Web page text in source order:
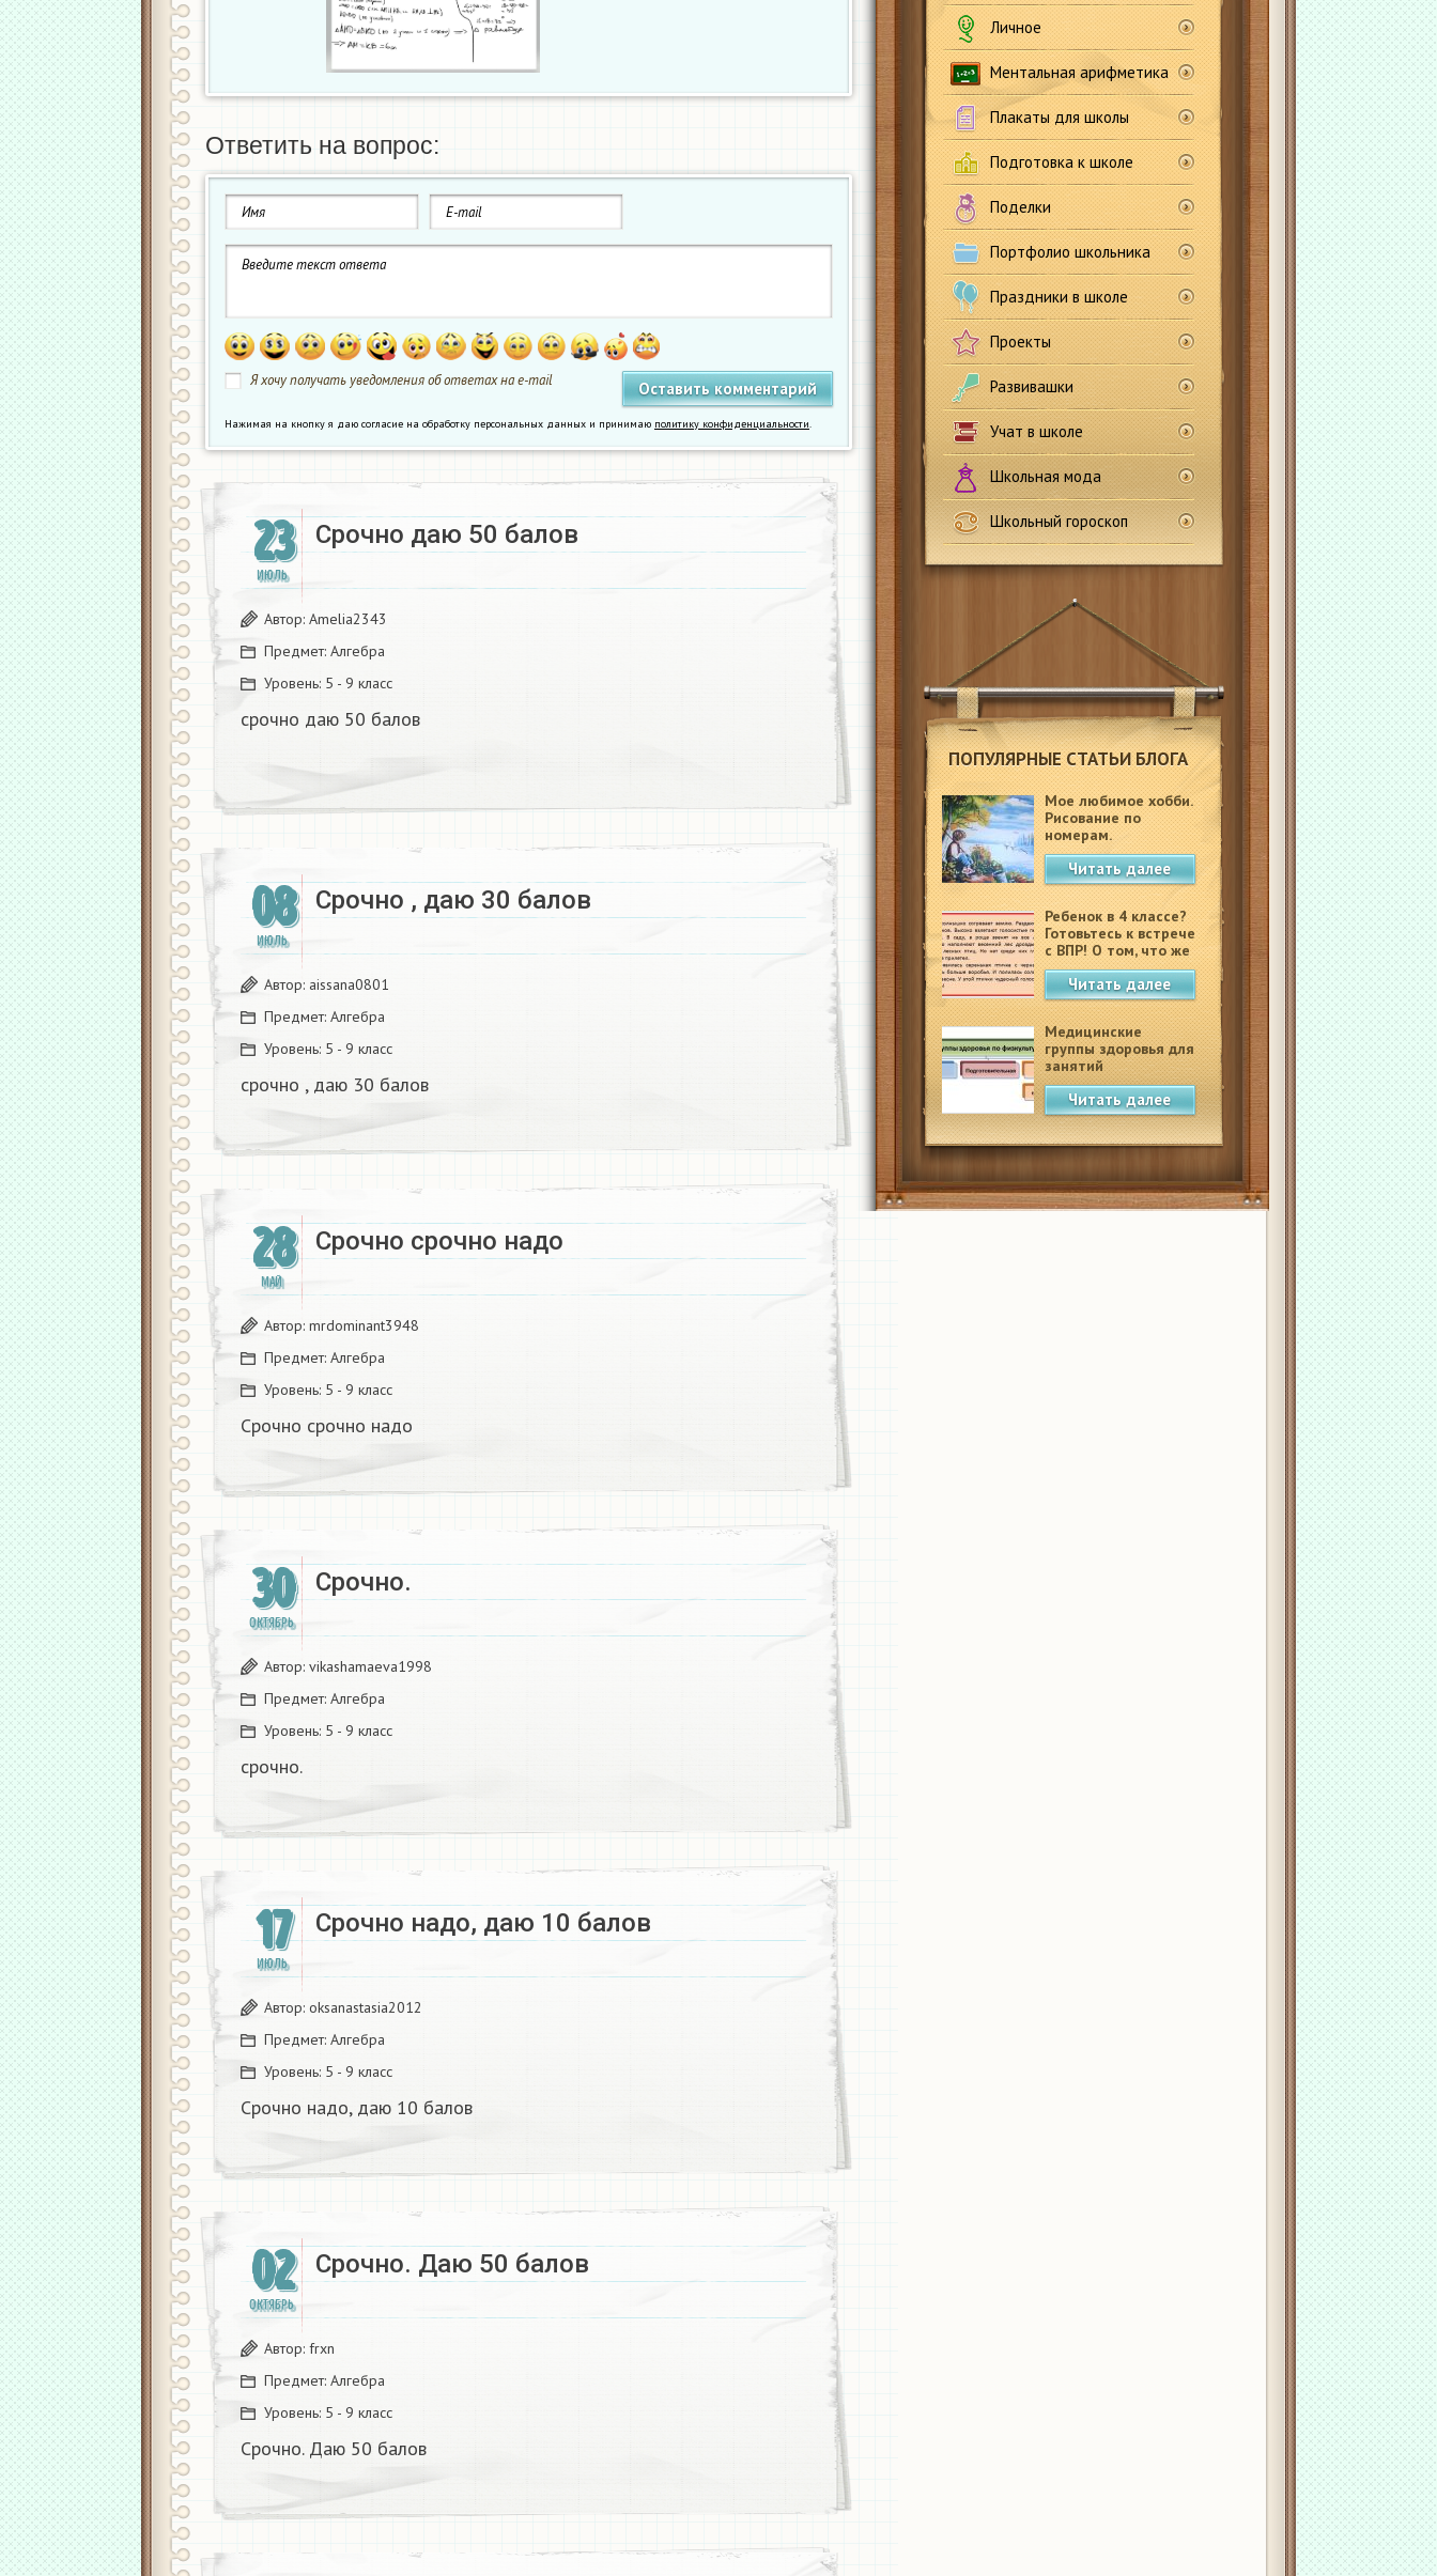
Личное
Ментальная арифметика
Плакаты для школы
Подготовка к школе
Поделки
Портфолио школьника
Праздники в школе
Проекты
Развивашки
Учат в школе
Школьная мода
Школьный гороскоп
ПОПУЛЯРНЫЕ СТАТЬИ БЛОГА
Мое любимое хобби.
Рисование по
номерам.
Читать далее
Ребенок в 4 классе?
Готовьтесь к встрече
с ВПР! О том, что же
это такое.
Читать далее
Медицинские
группы здоровья для
занятий
физкультурой в
школеЧитать далее
Ответить на вопрос:
Я хочу получать уведомления об ответах на e-mail
Нажимая на кнопку я даю согласие на обработку персональных данных и принимаю политику конфиденциальности.
23
ИЮЛЬ
Срочно даю 50 балов ​
Автор: Amelia2343
Предмет: Алгебра
Уровень: 5 - 9 класс
срочно даю 50 балов
08
ИЮЛЬ
Срочно , даю 30 балов​
Автор: aissana0801
Предмет: Алгебра
Уровень: 5 - 9 класс
срочно , даю 30 балов​
28
МАЙ
Срочно срочно надо ​
Автор: mrdominant3948
Предмет: Алгебра
Уровень: 5 - 9 класс
Срочно срочно надо ​
30
ОКТЯБРЬ
Срочно.​
Автор: vikashamaeva1998
Предмет: Алгебра
Уровень: 5 - 9 класс
срочно.​
17
ИЮЛЬ
Срочно надо, даю 10 балов ​
Автор: oksanastasia2012
Предмет: Алгебра
Уровень: 5 - 9 класс
Срочно надо, даю 10 балов ​
02
ОКТЯБРЬ
Срочно. Даю 50 балов
Автор: frxn
Предмет: Алгебра
Уровень: 5 - 9 класс
Срочно. Даю 50 балов